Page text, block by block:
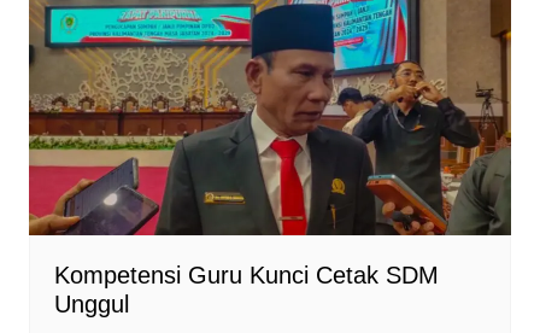
Kompetensi Guru Kunci Cetak SDM
Unggul